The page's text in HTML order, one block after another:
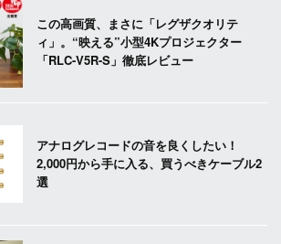
この高画質、まさに「レグザクオリテ
ィ」。“映える”小型4Kプロジェクター
「RLC-V5R-S」徹底レビュー
アナログレコードの音を良くしたい！
2,000円から手に入る、買うべきケーブル2
選